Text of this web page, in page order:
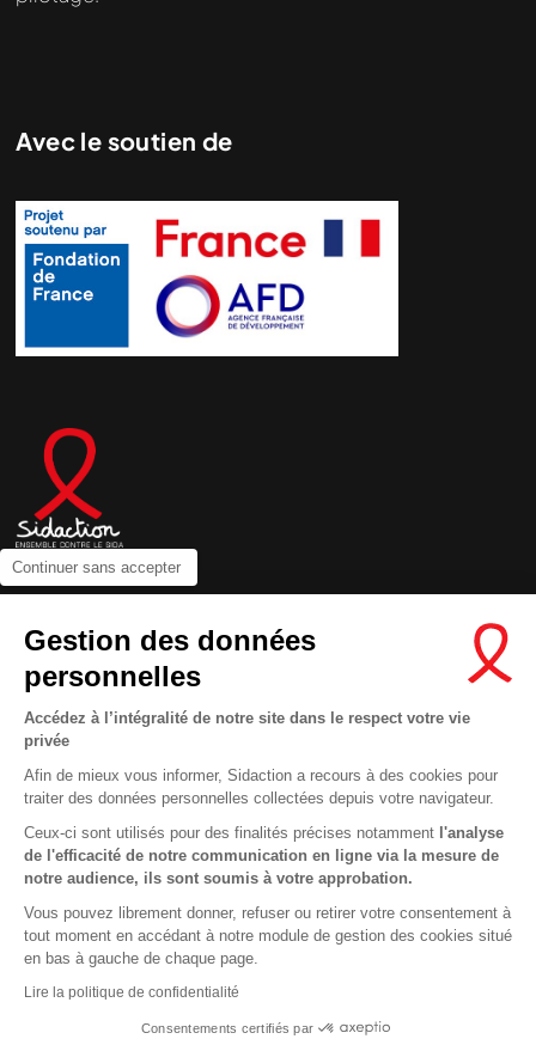
Continuer sans accepter
Gestion des données
personnelles
Accédez à l’intégralité de notre site dans le respect votre vie
privée
Afin de mieux vous informer, Sidaction a recours à des cookies pour
traiter des données personnelles collectées depuis votre navigateur.
Ceux-ci sont utilisés pour des finalités précises notamment l'analyse
de l'efficacité de notre communication en ligne via la mesure de
notre audience, ils sont soumis à votre approbation.
Vous pouvez librement donner, refuser ou retirer votre consentement à
tout moment en accédant à notre module de gestion des cookies situé
en bas à gauche de chaque page.
Lire la politique de confidentialité
Consentements certifiés par
Avec le soutien de
Newsletter
Nous suivre sur les réseaux :
MENTIONS LÉGALES
CONDITIONS D’UTILISATION ET PROTECTION DES DONNÉES
COOKIES
This site uses cookies and gives you control over what you want to
En savoir plus